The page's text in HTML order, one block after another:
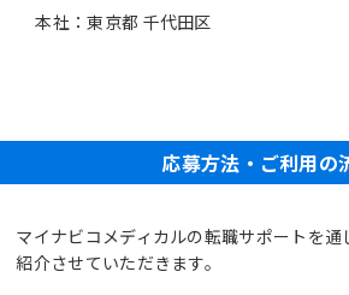
本社：東京都 千代田区
応募方法・ご利用の
マイナビコメディカルの転職サポートを通
紹介させていただきます。